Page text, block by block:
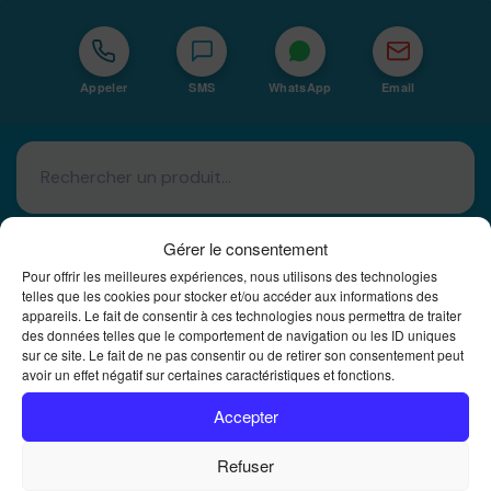
Gérer le consentement
Pour offrir les meilleures expériences, nous utilisons des technologies
telles que les cookies pour stocker et/ou accéder aux informations des
appareils. Le fait de consentir à ces technologies nous permettra de traiter
des données telles que le comportement de navigation ou les ID uniques
sur ce site. Le fait de ne pas consentir ou de retirer son consentement peut
avoir un effet négatif sur certaines caractéristiques et fonctions.
Accepter
Refuser
Appeler SMS WhatsApp Email
Basé à La Réunion · 974
Bureautique Reunion Ei
Intégrateur de solutions d'impression Bureautique et